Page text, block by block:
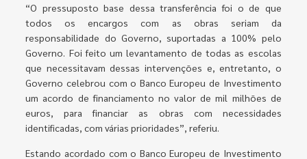
“O pressuposto base dessa transferência foi o de que
todos os encargos com as obras seriam da
responsabilidade do Governo, suportadas a 100% pelo
Governo. Foi feito um levantamento de todas as escolas
que necessitavam dessas intervenções e, entretanto, o
Governo celebrou com o Banco Europeu de Investimento
um acordo de financiamento no valor de mil milhões de
euros, para financiar as obras com necessidades
identificadas, com várias prioridades”, referiu.
Estando acordado com o Banco Europeu de Investimento